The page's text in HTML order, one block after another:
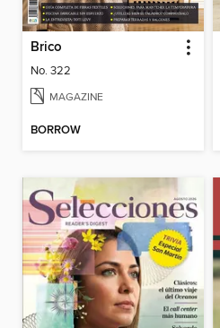
Brico
No. 322
MAGAZINE
BORROW